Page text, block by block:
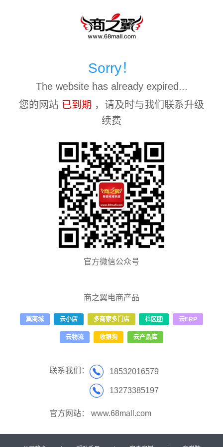
Sorry！
The website has already expired...
您的网站 已到期 ，请及时与我们联系升级
续费
官方微信公众号
商之翼电商产品
翼商城 云小店 多商家多门店 社区团 云ERP
云物流 收银狗 云产品库
联系我们： 18532016579
13273385197
官方网站： www.68mall.com